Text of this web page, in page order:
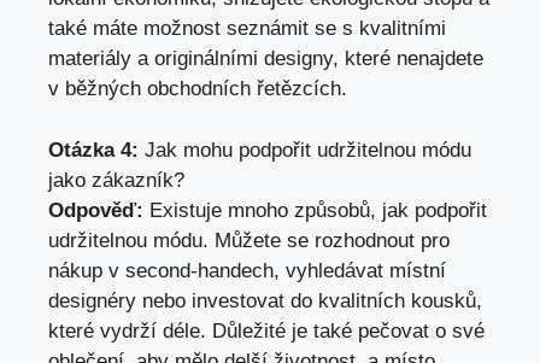
také máte možnost seznámit se s kvalitními
materiály a originálními designy, které nenajdete
v běžných obchodních řetězcích.
Otázka 4: Jak mohu podpořit udržitelnou módu
jako zákazník?
Odpověď: Existuje mnoho způsobů, jak podpořit
udržitelnou módu. Můžete se rozhodnout pro
nákup v second-handech, vyhledávat místní
designéry nebo investovat do kvalitních kousků,
které vydrží déle. Důležité je také pečovat o své